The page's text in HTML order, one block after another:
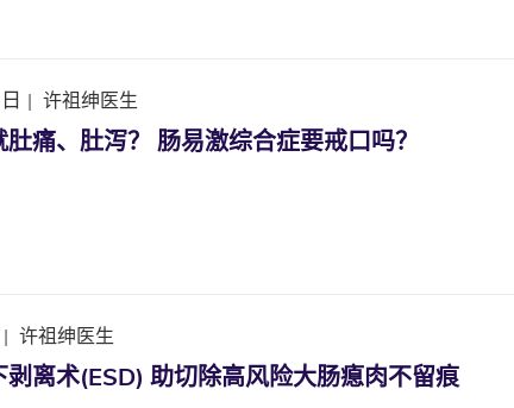
| 许祖绅医生
痛、肚泻？ 肠易激综合症要戒口吗？
| 许祖绅医生
离术(ESD) 助切除高风险大肠瘜肉不留痕